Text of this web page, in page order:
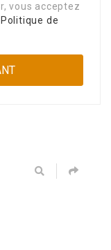
vous acceptez
Politique de